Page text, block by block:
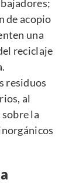
de acopio
una
reciclaje
residuos
al
la